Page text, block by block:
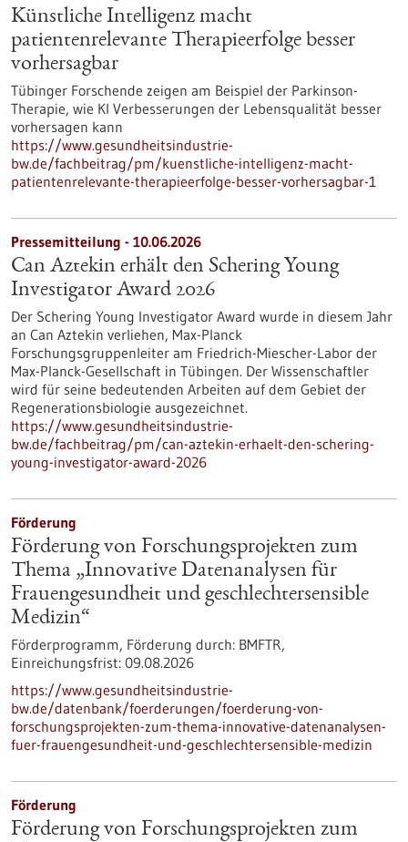
Künstliche Intelligenz macht
patientenrelevante Therapieerfolge besser
vorhersagbar
Tübinger Forschende zeigen am Beispiel der Parkinson-
Therapie, wie KI Verbesserungen der Lebensqualität besser
vorhersagen kann
https://www.gesundheitsindustrie-
bw.de/fachbeitrag/pm/kuenstliche-intelligenz-macht-
patientenrelevante-therapieerfolge-besser-vorhersagbar-1
Pressemitteilung - 10.06.2026
Can Aztekin erhält den Schering Young
Investigator Award 2026
Der Schering Young Investigator Award wurde in diesem Jahr
an Can Aztekin verliehen, Max-Planck
Forschungsgruppenleiter am Friedrich-Miescher-Labor der
Max-Planck-Gesellschaft in Tübingen. Der Wissenschaftler
wird für seine bedeutenden Arbeiten auf dem Gebiet der
Regenerationsbiologie ausgezeichnet.
https://www.gesundheitsindustrie-
bw.de/fachbeitrag/pm/can-aztekin-erhaelt-den-schering-
young-investigator-award-2026
Förderung
Förderung von Forschungsprojekten zum
Thema „Innovative Datenanalysen für
Frauengesundheit und geschlechtersensible
Medizin“
Förderprogramm, Förderung durch: BMFTR,
Einreichungsfrist: 09.08.2026
https://www.gesundheitsindustrie-
bw.de/datenbank/foerderungen/foerderung-von-
forschungsprojekten-zum-thema-innovative-datenanalysen-
fuer-frauengesundheit-und-geschlechtersensible-medizin
Förderung
Förderung von Forschungsprojekten zum